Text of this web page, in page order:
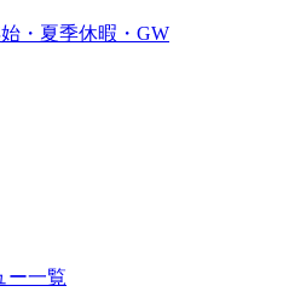
・夏季休暇・GW
ー一覧